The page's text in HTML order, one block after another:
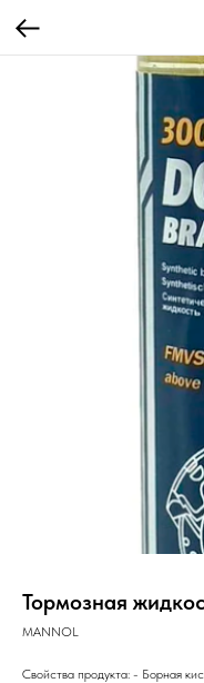
Тормозная
MANNOL
Свойства продукта: - Борная